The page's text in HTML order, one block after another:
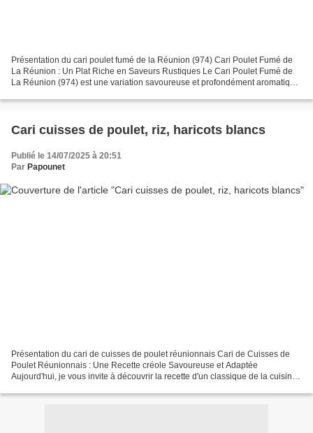
Présentation du cari poulet fumé de la Réunion (974) Cari Poulet Fumé de
La Réunion : Un Plat Riche en Saveurs Rustiques Le Cari Poulet Fumé de
La Réunion (974) est une variation savoureuse et profondément aromatique
Cari cuisses de poulet, riz, haricots blancs
Publié le 14/07/2025 à 20:51
Par Papounet
Présentation du cari de cuisses de poulet réunionnais Cari de Cuisses de
Poulet Réunionnais : Une Recette créole Savoureuse et Adaptée
Aujourd'hui, je vous invite à découvrir la recette d'un classique de la cuisine